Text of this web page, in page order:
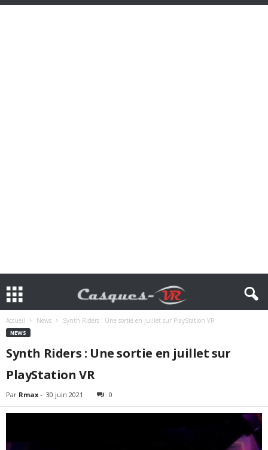
Accueil News Synth Riders : Une sortie en juillet sur PlayStation VR
NEWS
Synth Riders : Une sortie en juillet sur
PlayStation VR
Par Rmax - 30 juin 2021 0